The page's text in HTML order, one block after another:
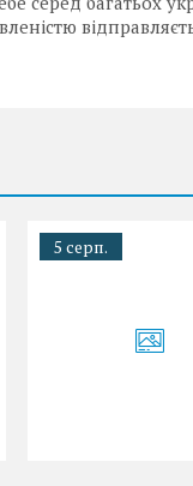
5 серп.